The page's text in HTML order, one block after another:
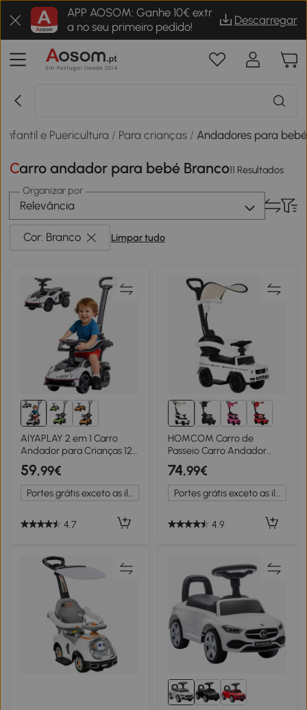
APP AOSOM: Ganhe 10€ extr
a no seu primeiro pedido!
Descarregar
Infantil e Puericultura / Para crianças / Andadores para bebé
Carro andador para bebé Branco11 Resultados
Organizar por
Relevância
Cor: Branco Limpar tudo
AIYAPLAY 2 em 1 Carro
Andador para Crianças 12-
36 Meses Lamborghini
Essenza SCV2 Carro
Andador com Buzina
Guiador e Grade de
86,5x40x89,5cm Branco e
59,99€
Portes grátis exceto as ilhas
4.7
HOMCOM Carro de
Passeio Carro Andador
para Crianças acima de 12
Meses Mercedes G350
com Buzina Capô
Removível Encosto e
85,5x40,5x95cm Branco
74,99€
Portes grátis exceto as ilhas
4.9